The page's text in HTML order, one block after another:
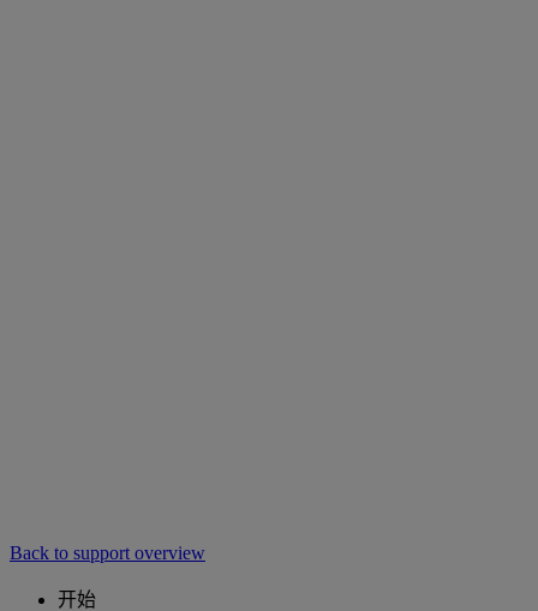
Back to support overview
开始